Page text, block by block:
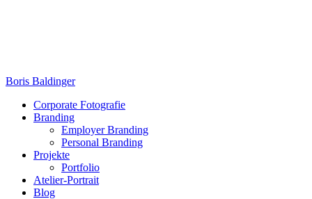
Boris Baldinger
Corporate Fotografie
Branding
Employer Branding
Personal Branding
Projekte
Portfolio
Atelier-Portrait
Blog